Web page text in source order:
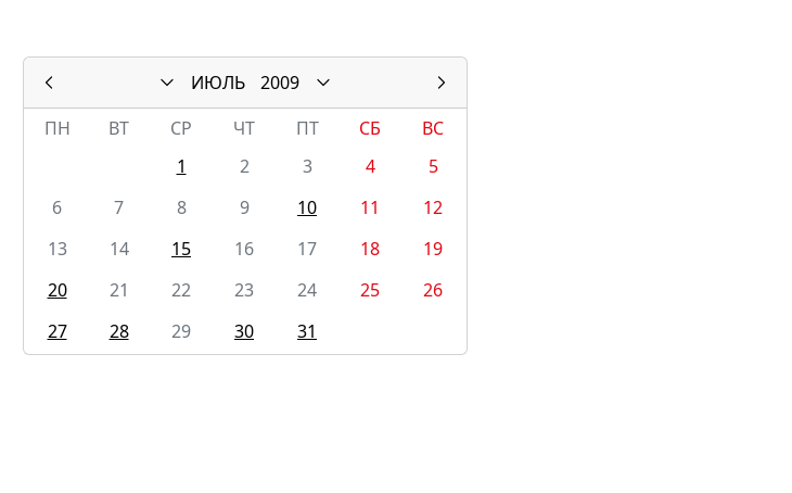
ИЮЛЬ
2009
ПН
ВТ СР ЧТ ПТ СБ
ВС
1
2 3 4
5
6
7 8 9 10 11
12
13
14 15 16 17 18
19
20
21 22 23 24 25
26
27
28 29 30 31